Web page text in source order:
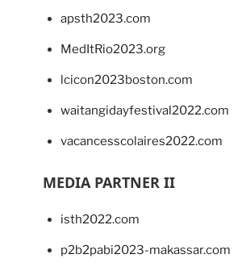
apsth2023.com
MedItRio2023.org
lcicon2023boston.com
waitangidayfestival2022.com
vacancesscolaires2022.com
MEDIA PARTNER II
isth2022.com
p2b2pabi2023-makassar.com